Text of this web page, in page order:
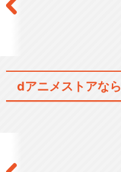
dアニメストアなら